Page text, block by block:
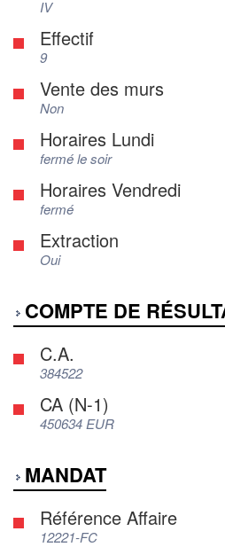
IV
Effectif
9
Vente des murs
Non
Horaires Lundi
fermé le soir
Horaires Vendredi
fermé
Extraction
Oui
COMPTE DE
C.A.
384522
CA (N-1)
450634 EUR
MANDAT
Référence Affaire
12221-FC